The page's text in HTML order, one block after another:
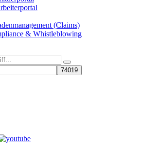
(Claims)
& Whistleblowing